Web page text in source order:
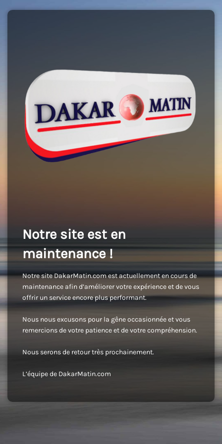
Notre site est en
maintenance !
Notre site DakarMatin.com est actuellement en cours de
maintenance afin d’améliorer votre expérience et de vous
offrir un service encore plus performant.
Nous nous excusons pour la gêne occasionnée et vous
remercions de votre patience et de votre compréhension.
Nous serons de retour très prochainement.
L’équipe de DakarMatin.com